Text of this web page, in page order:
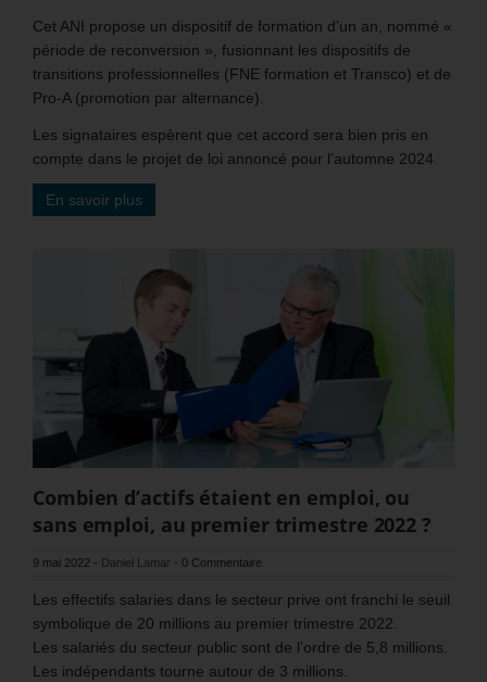
Cet ANI propose un dispositif de formation d’un an, nommé «
période de reconversion », fusionnant les dispositifs de
transitions professionnelles (FNE formation et Transco) et de
Pro-A (promotion par alternance).
Les signataires espèrent que cet accord sera bien pris en
compte dans le projet de loi annoncé pour l’automne 2024.
En savoir plus
Combien d’actifs étaient en emploi, ou
sans emploi, au premier trimestre 2022 ?
9 mai 2022 - Daniel Lamar - 0 Commentaire
Les effectifs salaries dans le secteur prive ont franchi le seuil
symbolique de 20 millions au premier trimestre 2022.
Les salariés du secteur public sont de l’ordre de 5,8 millions.
Les indépendants tourne autour de 3 millions.